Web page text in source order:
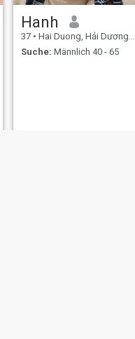
Hanh
37 • Hai Duong, Hải Dương, Vietnam
Suche: Männlich 40 - 65